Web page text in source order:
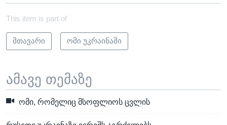
This item is part of
მთავარი ომი უკრაინაში
ამავე თემაზე
ომი, რომელიც მსოფლიოს ცვლის